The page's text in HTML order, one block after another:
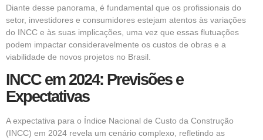
Diante desse panorama, é fundamental que os profissionais do
setor, investidores e consumidores estejam atentos às variações
do INCC e às suas implicações, uma vez que essas flutuações
podem impactar consideravelmente os custos de obras e a
viabilidade de novos projetos no Brasil.
INCC em 2024: Previsões e
Expectativas
A expectativa para o Índice Nacional de Custo da Construção
(INCC) em 2024 revela um cenário complexo, refletindo as